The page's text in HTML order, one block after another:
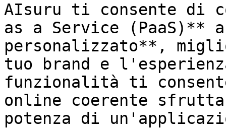
AIsuru ti consente di
as a Service (PaaS)**
personalizzato**,
tuo brand e
funzionalità ti
online coerente
potenza di